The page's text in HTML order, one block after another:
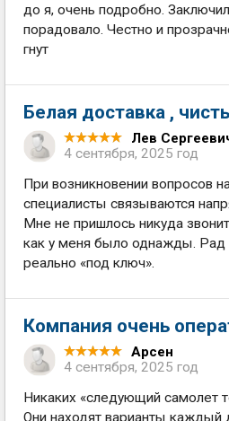
до я, очень подробно.
порадовало. Честно и
гнут
Белая доставка ,
Лев
4 сентября, 2025 год
При возникновении вопросов
специалисты связываются
Мне не пришлось никуда
как у меня было однажды. Рад
реально «под ключ».
Компания очень
Арсен
4 сентября, 2025 год
Никаких «следующий самолет
Они находят варианты каждый